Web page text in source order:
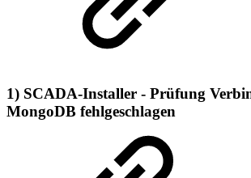
1) SCADA-Installer - Prüfung
MongoDB fehlgeschlagen